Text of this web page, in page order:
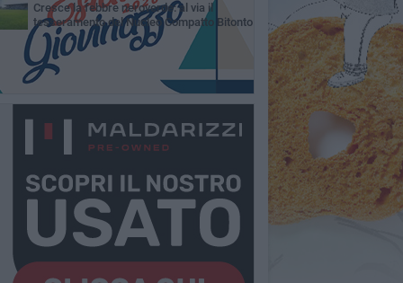
Cresce la febbre neroverde: al via il
tesseramento del Nucleo Compatto Bitonto